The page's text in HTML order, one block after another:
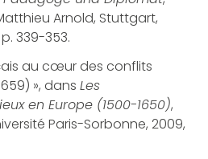
Arnold, Stuttgart,
339-353.
au cœur des conflits
», dans Les
en Europe (1500-1650),
Paris-Sorbonne, 2009,